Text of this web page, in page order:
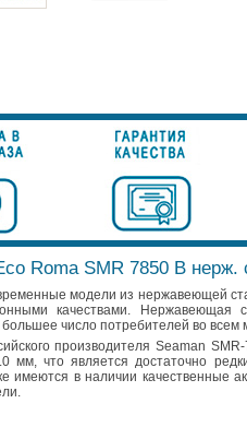
Roma SMR 7850 B нерж.
модели из нержавеющей
качествами. Нержавеющая
большее число потребителей во
производителя Seaman
мм, что является достаточно
имеются в наличии качественные